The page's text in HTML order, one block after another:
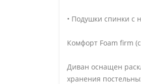
• Подушки спинки с
Комфорт Foam firm
Диван оснащен
хранения